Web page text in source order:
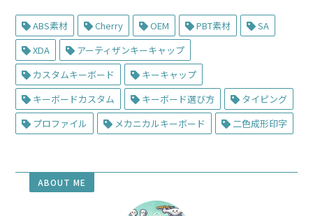
ABS素材 Cherry OEM PBT素材
SA
XDA
アーティザンキーキャップ
カスタムキーボード
キーキャップ
キーボードカスタム
キーボード選び方
タイピング
プロファイル
メカニカルキーボード 二色成形印字
ABOUT ME